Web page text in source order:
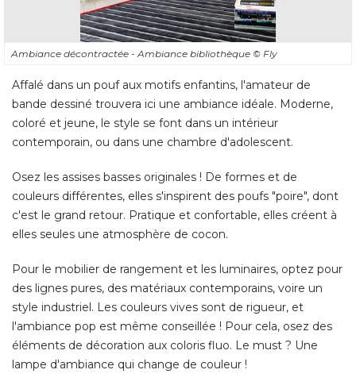
Affalé dans un pouf aux motifs enfantins, l'amateur de
bande dessiné trouvera ici une ambiance idéale. Moderne,
coloré et jeune, le style se font dans un intérieur
Osez les assises basses originales ! De formes et de
couleurs différentes, elles s'inspirent des poufs "poire", dont
c'est le grand retour. Pratique et confortable, elles créent à
Pour le mobilier de rangement et les luminaires, optez pour
des lignes pures, des matériaux contemporains, voire un
style industriel. Les couleurs vives sont de rigueur, et
éléments de décoration aux coloris fluo. Le must ? Une
lampe d'ambiance qui change de couleur !
Ambiance Pop chez Fly
Etagère Before : 79 €